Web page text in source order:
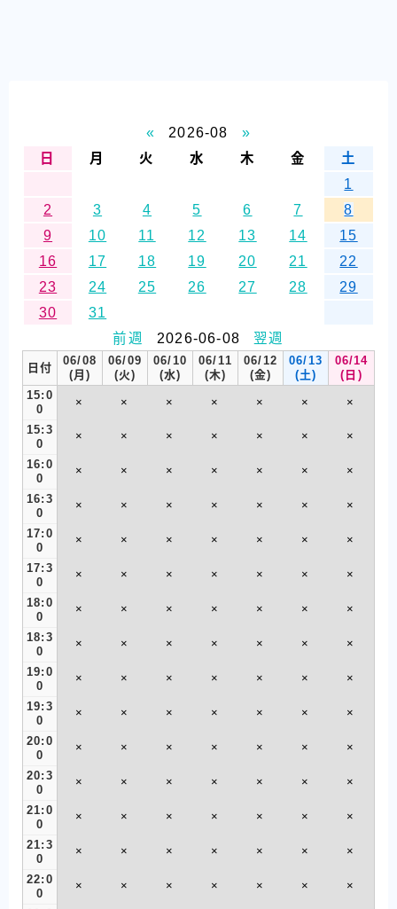
« 2026-08
»
日
月 火 水 木 金
土
1
2
3 4 5 6 7
8
9
10 11 12 13 14
15
16
17 18 19 20 21
22
23
24 25 26 27 28
29
30
31
前週
2026-06-08 翌週
日付
06/08
(月)
06/09
(火)
06/10
(水)
06/11
(木)
06/12
(金)
06/13
(土)
06/14
(日)
15:0
0
× × × × × × ×
15:3
0
× × × × × × ×
16:0
0
× × × × × × ×
16:3
0
× × × × × × ×
17:0
0
× × × × × × ×
17:3
0
× × × × × × ×
18:0
0
× × × × × × ×
18:3
0
× × × × × × ×
19:0
0
× × × × × × ×
19:3
0
× × × × × × ×
20:0
0
× × × × × × ×
20:3
0
× × × × × × ×
21:0
0
× × × × × × ×
21:3
0
× × × × × × ×
22:0
0
× × × × × × ×